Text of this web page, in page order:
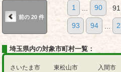
前の 20 件
1 90 91
93 94
埼玉県内の対象市町村一覧：
さいたま市
東松山市
入間市